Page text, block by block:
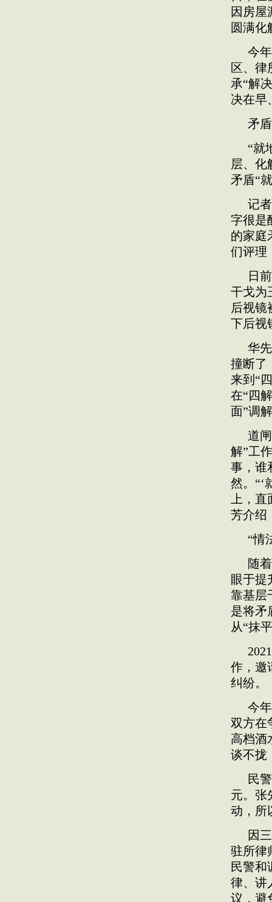
因房
圆满化
今
区、律
承“解
决在早
矛
“就
层、化
矛盾“
记
字很是
的家庭
们评理
日
干戈为
后视镜
下后视
华
撞断了
来到“
在“四
面”调
道
解”工
事，谁
然。“‘
上，
芳介绍
“情
随
眼于提
靠基层
是将矛
从“抹
作，邀
纠纷。
今
双方在
高档酒
谈不拢
民
元。张
动，所
因
驻所律
民警和
律、讲
议，避